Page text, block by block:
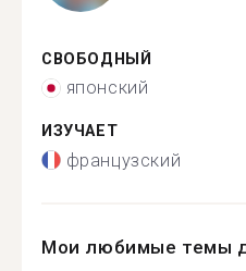
СВОБОДНЫЙ
японский
ИЗУЧАЕТ
французский
Мои любимые темы